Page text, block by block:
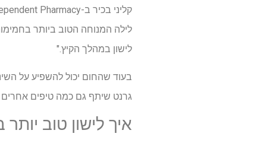
לילה המנוחה הטוב ביותר
לישון במהלך הקיץ."
בעוד שהחום יכול להשפיע על
גרנט שיתף גם כמה טיפים
איך לישון טוב יותר בקיץ – 3